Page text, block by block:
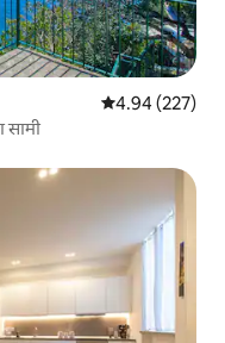
औसत रेटिंग 5 में से
4.94 (227)
सामी